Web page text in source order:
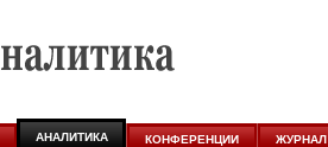
АНАЛИТИКА КОНФЕРЕНЦИИ ЖУРНАЛ